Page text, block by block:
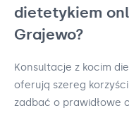
dietetykiem
Grajewo?
Konsultacje z kocim
oferują szereg
zadbać o prawidłowe